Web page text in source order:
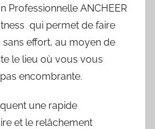
Professionnelle ANCHEER
qui permet de faire
effort, au moyen de
le lieu où vous vous
encombrante.
une rapide
et le relâchement